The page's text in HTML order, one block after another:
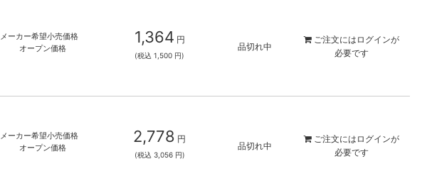
メーカー希望小売価格
オープン価格
1,364 円
(税込 1,500 円)
品切れ中
ご注文には ログインが
必要です
メーカー希望小売価格
オープン価格
2,778 円
(税込 3,056 円)
品切れ中
ご注文には ログインが
必要です